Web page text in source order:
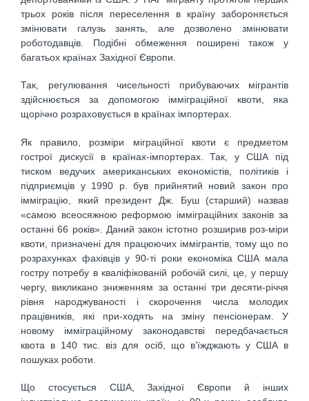
трьох років після переселення в країну забороняється
змінювати галузь занять, але дозволено змінювати
роботодавців. Подібні обмеження поширені також у
багатьох країнах Західної Європи.
Так, регулювання чисельності прибуваючих мігрантів
здійснюється за допомогою імміграційної квоти, яка
щорічно розраховується в країнах імпортерах.
Як правило, розміри міграційної квоти є предметом
гострої дискусії в країнах-імпортерах. Так, у США під
тиском ведучих американських економістів, політиків і
підприємців у 1990 р. був прийнятий новий закон про
імміграцію, який президент Дж. Буш (старший) назвав
«самою всеосяжною реформою імміграційних законів за
останні 66 років». Даний закон істотно розширив роз-міри
квоти, призначені для працюючих іммігрантів, тому що по
розрахунках фахівців у 90-ті роки економіка США мала
гостру потребу в кваліфікованій робочій силі, це, у першу
чергу, викликано зниженням за останні три десяти-річчя
рівня народжуваності і скорочення числа молодих
працівників, які при-ходять на зміну пенсіонерам. У
новому імміграційному законодавстві передбачається
квота в 140 тис. віз для осіб, що в’їжджають у США в
пошуках роботи.
Що стосується США, Західної Європи й інших